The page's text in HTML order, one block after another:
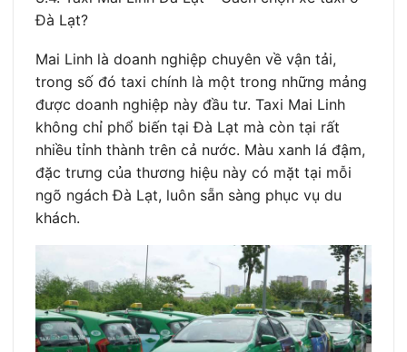
Đà Lạt?
Mai Linh là doanh nghiệp chuyên về vận tải,
trong số đó taxi chính là một trong những mảng
được doanh nghiệp này đầu tư. Taxi Mai Linh
không chỉ phổ biến tại Đà Lạt mà còn tại rất
nhiều tỉnh thành trên cả nước. Màu xanh lá đậm,
đặc trưng của thương hiệu này có mặt tại mỗi
ngõ ngách Đà Lạt, luôn sẵn sàng phục vụ du
khách.